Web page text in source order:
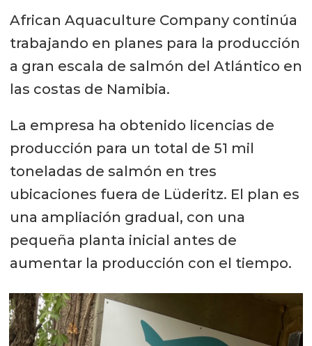
African Aquaculture Company continúa
trabajando en planes para la producción
a gran escala de salmón del Atlántico en
las costas de Namibia.
La empresa ha obtenido licencias de
producción para un total de 51 mil
toneladas de salmón en tres
ubicaciones fuera de Lüderitz. El plan es
una ampliación gradual, con una
pequeña planta inicial antes de
aumentar la producción con el tiempo.